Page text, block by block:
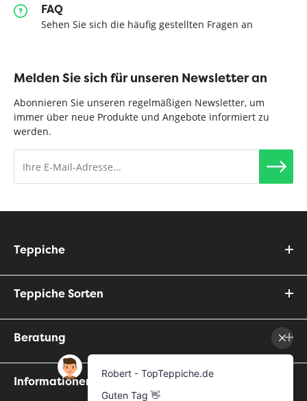
FAQ
Sehen Sie sich die häufig gestellten Fragen an
Melden Sie sich für unseren Newsletter an
Abonnieren Sie unseren regelmäßigen Newsletter, um
immer über neue Produkte und Angebote informiert zu
werden.
Teppiche
Teppiche Sorten
Beratung
Informationen